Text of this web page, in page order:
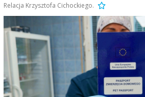
Relacja Krzysztofa Cichockiego.